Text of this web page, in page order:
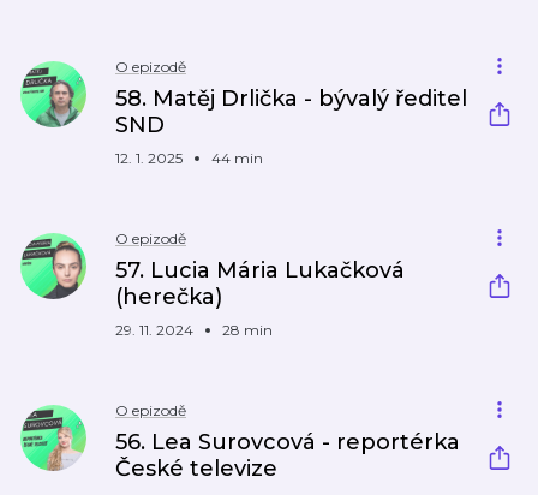
O epizodě
58. Matěj Drlička - bývalý ředitel
SND
12. 1. 2025 44 min
O epizodě
57. Lucia Mária Lukačková
(herečka)
29. 11. 2024 28 min
O epizodě
56. Lea Surovcová - reportérka
České televize